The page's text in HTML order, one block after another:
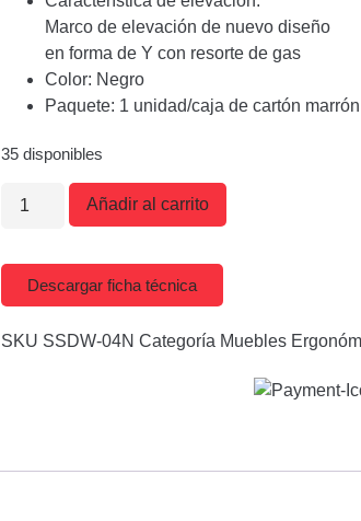
Marco de elevación de nuevo diseño
en forma de Y con resorte de gas
Color: Negro
Paquete: 1 unidad/caja de cartón marrón
35 disponibles
Añadir al carrito
Descargar ficha técnica
SKU SSDW-04N Categoría Muebles